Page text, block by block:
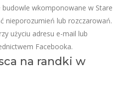
wkomponowane w Stare
nieporozumień lub rozczarowań.
użyciu adresu e-mail lub
Facebooka.
na randki w